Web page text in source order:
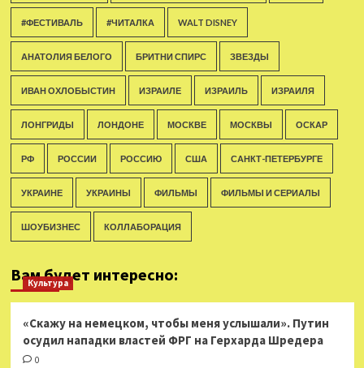
#ФЕСТИВАЛЬ #ЧИТАЛКА WALT DISNEY
АНАТОЛИЯ БЕЛОГО БРИТНИ СПИРС ЗВЕЗДЫ
ИВАН ОХЛОБЫСТИН ИЗРАИЛЕ ИЗРАИЛЬ ИЗРАИЛЯ
ЛОНГРИДЫ ЛОНДОНЕ МОСКВЕ МОСКВЫ ОСКАР
РФ РОССИИ РОССИЮ США САНКТ-ПЕТЕРБУРГЕ
УКРАИНЕ УКРАИНЫ ФИЛЬМЫ ФИЛЬМЫ И СЕРИАЛЫ
ШОУБИЗНЕС КОЛЛАБОРАЦИЯ
Вам будет интересно:
Культура
«Скажу на немецком, чтобы меня услышали». Путин
осудил нападки властей ФРГ на Герхарда Шредера
0